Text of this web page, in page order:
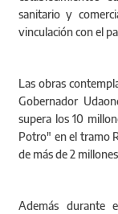
sanitario y
vinculación con el
Las obras
Gobernador
supera los 10
Potro" en el tramo
de más de 2
Además durante